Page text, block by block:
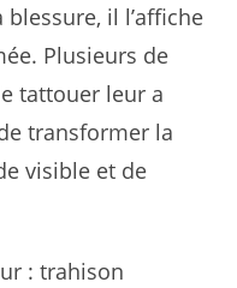
il l’affiche
Plusieurs de
tattouer leur a
transformer la
visible et de
: trahison